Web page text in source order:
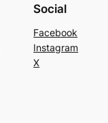
Social
Facebook
Instagram
X